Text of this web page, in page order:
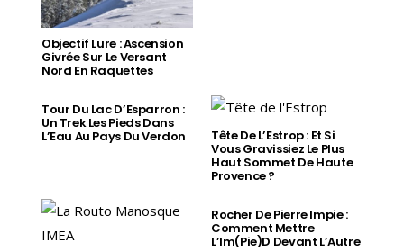
Objectif Lure : Ascension
Givrée Sur Le Versant
Nord En Raquettes
Tour Du Lac D’Esparron :
Un Trek Les Pieds Dans
L’Eau Au Pays Du Verdon Tête De L’Estrop : Et Si
Vous Gravissiez Le Plus
Haut Sommet De Haute
Provence ?
Rocher De Pierre Impie :
Comment Mettre
L’Im(Pie)d Devant L’Autre